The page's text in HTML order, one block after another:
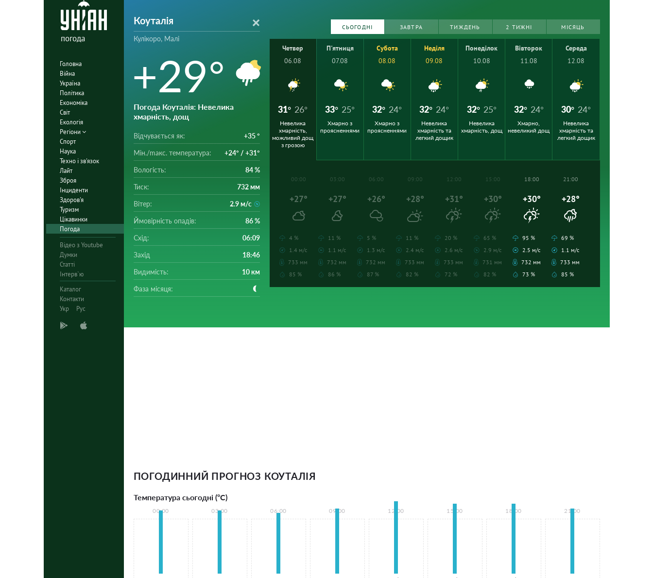
погода
Головна
Війна
Україна
Політика
Економіка
Світ
Екологія
Регіони
Спорт
Наука
Техно і зв'язок
Лайт
Зброя
Інциденти
Здоров'я
Туризм
Цікавинки
Погода
Відео з Youtube
Думки
Статті
Інтерв`ю
Каталог
Контакти
Укр
Рус
Коуталія
Кулікоро, Малі
+29°
Погода Коуталія: Невелика
хмарність, дощ
Відчувається як: +35 °
Мін./mакс. температура: +24° / +31°
Вологість: 84 %
Тиск: 732 мм
Вітер: 2.9 м/с
Ймовірність опадів: 86 %
Схід: 06:09
Захід 18:46
Видимість: 10 км
Фаза місяця:
СЬОГОДНІ ЗАВТРА ТИЖДЕНЬ 2 ТИЖНІ МІСЯЦЬ
Четвер
06.08
31° 26°
Невелика
хмарність,
можливий дощ
з грозою
П'ятниця
07.08
33° 25°
Хмарно з
проясненнями
Субота
08.08
32° 24°
Хмарно з
проясненнями
Неділя
09.08
32° 24°
Невелика
хмарність та
легкий дощик
Понеділок
10.08
32° 25°
Невелика
хмарність, дощ
Вівторок
11.08
32° 24°
Хмарно,
невеликий дощ
Середа
12.08
30° 24°
Невелика
хмарність та
легкий дощик
00:00
+27°
4 %
1.4 м/с
733 мм
85 %
03:00
+27°
11 %
1.1 м/с
732 мм
86 %
06:00
+26°
5 %
1.3 м/с
732 мм
87 %
09:00
+28°
11 %
2.4 м/с
733 мм
82 %
12:00
+31°
20 %
2.6 м/с
733 мм
72 %
15:00
+30°
65 %
2.9 м/с
731 мм
82 %
18:00
+30°
95 %
2.5 м/с
732 мм
73 %
21:00
+28°
69 %
1.1 м/с
733 мм
85 %
ПОГОДИННИЙ ПРОГНОЗ КОУТАЛІЯ
Температура сьогодні (°С)
00:00 03:00 06:00 09:00 12:00 15:00 18:00 21:00